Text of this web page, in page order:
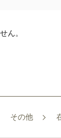
ん。
その他